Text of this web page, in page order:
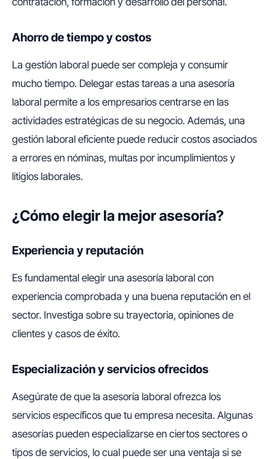
Ahorro de tiempo y costos
La gestión laboral puede ser compleja y consumir
mucho tiempo. Delegar estas tareas a una asesoría
laboral permite a los empresarios centrarse en las
actividades estratégicas de su negocio. Además, una
gestión laboral eficiente puede reducir costos asociados
a errores en nóminas, multas por incumplimientos y
litigios laborales.
¿Cómo elegir la mejor asesoría?
Experiencia y reputación
Es fundamental elegir una asesoría laboral con
experiencia comprobada y una buena reputación en el
sector. Investiga sobre su trayectoria, opiniones de
clientes y casos de éxito.
Especialización y servicios ofrecidos
Asegúrate de que la asesoría laboral ofrezca los
servicios específicos que tu empresa necesita. Algunas
asesorías pueden especializarse en ciertos sectores o
tipos de servicios, lo cual puede ser una ventaja si se